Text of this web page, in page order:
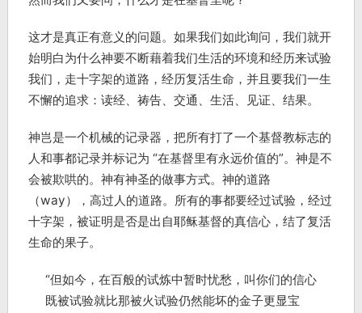
这才是真正有意义的问题。如果我们如此询问，我们就开
始明白为什么神要不断藉着我们生活的环境和经历来试验
我们，走十字架的道路，经历复活生命，并且要我们一生
不懈的追求：读经、祷告、交通、生活、见证、结果。
神岂是一个机械的记录器，把所有打了一个基督教标志的
人和事都记录并标记为 “在基督里有永远价值的”。神是不
会被欺哄的。神有神圣的做事方式。神的道路
（way），高过人的道路。所有的事都要经过试验，经过
十字架，被证明是否是出自耶稣基督的真信心，结了复活
生命的果子。
“但如今，在百般的试炼中暂时忧愁，叫你们的信心
既被试验就比那被火试验仍然能坏的金子更显宝